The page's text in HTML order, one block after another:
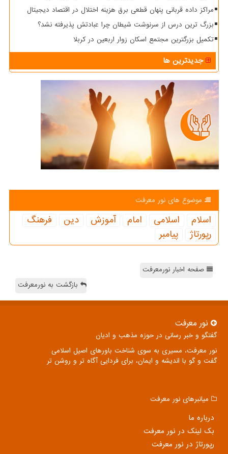
مراکز داده قربانی پنهان قطعی برق هزینه اختلال در اقتصاد دیجیتال
بزرگ ترین درس از سرنوشت شیطان چرا عبادتش پذیرفته نشد؟
تکمیل بزرگترین مجتمع اسکان زوار اربعین در کربلا
جدیدترین ها
موضوع های نور معرفت
اسلام اسلامی امام آموزش دین
فرهنگ
رپورتاژ
پیامبر
صفحه اخبار نورمعرفت
بازگشت به نورمعرفت
نور معرفت
گفتگو و خبر رسانی در حوزه مذهب و ادیان
نور معرفت، مسیری به سوی شناخت باورهای اصیل اسلامی
گفت و گو با اندیشه و ایمان، برای فردایی آگاه تر و روشن تر
میانبرهای نور معرفت
درباره ما
بک لینک در نور معرفت
رپورتاژ در نور معرفت